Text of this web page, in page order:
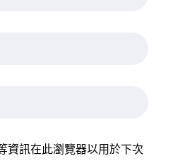
資訊在此瀏覽器以用於下次